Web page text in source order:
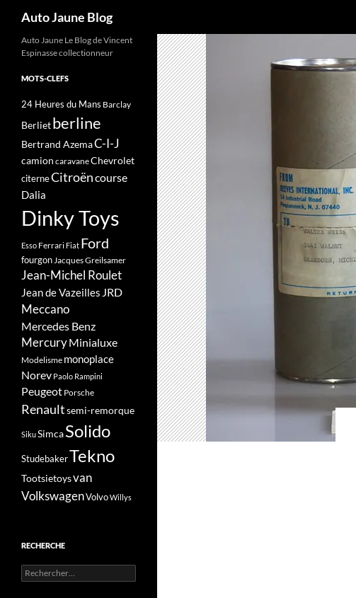
Auto Jaune Blog
Auto Jaune Le Blog de Vincent
Espinasse collectionneur
MOTS-CLEFS
24 Heures du Mans Barclay
Berlietberline
Bertrand AzemaC-I-J
camion caravaneChevrolet
citerneCitroëncourse
Dalia
Dinky Toys
Esso Ferrari Fiat Ford
fourgonJacques Greilsamer
Jean-Michel Roulet
Jean de Vazeilles JRD
Meccano
Mercedes Benz
MercuryMinialuxe
Modelisme monoplace
Norev Paolo Rampini
Peugeot Porsche
Renaultsemi-remorque
SikuSimcaSolido
StudebakerTekno
Tootsietoysvan
VolkswagenVolvoWillys
RECHERCHE
Rechercher :